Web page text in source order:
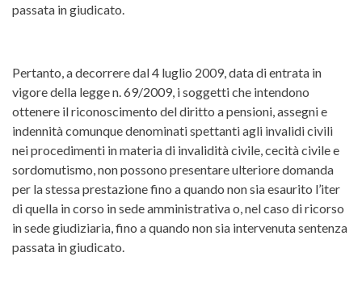
passata in giudicato.
Pertanto, a decorrere dal 4 luglio 2009, data di entrata in
vigore della legge n. 69/2009, i soggetti che intendono
ottenere il riconoscimento del diritto a pensioni, assegni e
indennità comunque denominati spettanti agli invalidi civili
nei procedimenti in materia di invalidità civile, cecità civile e
sordomutismo, non possono presentare ulteriore domanda
per la stessa prestazione fino a quando non sia esaurito l’iter
di quella in corso in sede amministrativa o, nel caso di ricorso
in sede giudiziaria, fino a quando non sia intervenuta sentenza
passata in giudicato.